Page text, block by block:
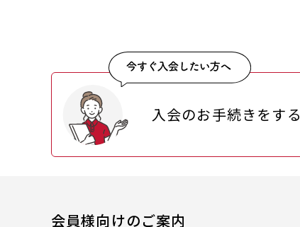
入会のお手続きをする
会員様向けのご案内